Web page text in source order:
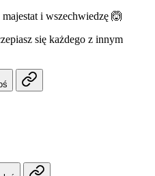
i wszechwiedzę 🙆
się każdego z innym